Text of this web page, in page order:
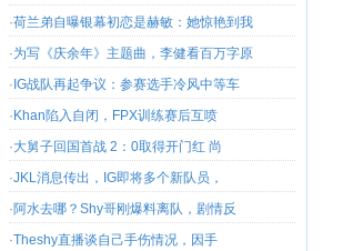
·荷兰弟自曝银幕初恋是赫敏：她惊艳到我
·为写《庆余年》主题曲，李健看百万字原
·IG战队再起争议：参赛选手冷风中等车
·Khan陷入自闭，FPX训练赛后互喷
·大舅子回国首战 2：0取得开门红 尚
·JKL消息传出，IG即将多个新队员，
·阿水去哪？Shy哥刚爆料离队，剧情反
·Theshy直播谈自己手伤情况，因手